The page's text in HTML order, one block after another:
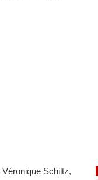
Schiltz,